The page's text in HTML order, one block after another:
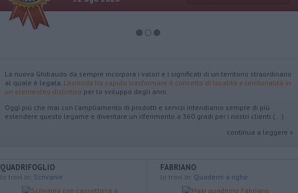
La nuova Ghibaudo da sempre incorpora i valori e i significati di un territorio straordinario
al quale è legata. L’azienda ha saputo trasformare il concetto di località e territorialità in
un elementeo distintivo per lo sviluppo degli anni.
Oggi più che mai con l’ampliamento di prodotti e servizi intendiamo sempre di più
estendere questo legame e diventare un riferimento a 360 gradi per i nostri clienti (...)
continua a leggere »
QUADRIFOGLIO
lo trovi in: Scrivanie
FABRIANO
lo trovi in: Quaderni a righe